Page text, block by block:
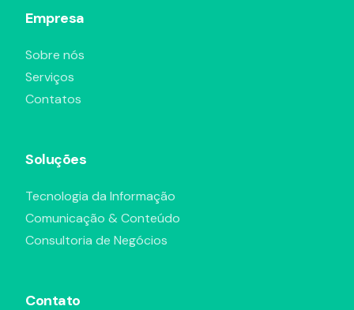
Empresa
Sobre nós
Serviços
Contatos
Soluções
Tecnologia da Informação
Comunicação & Conteúdo
Consultoria de Negócios
Contato